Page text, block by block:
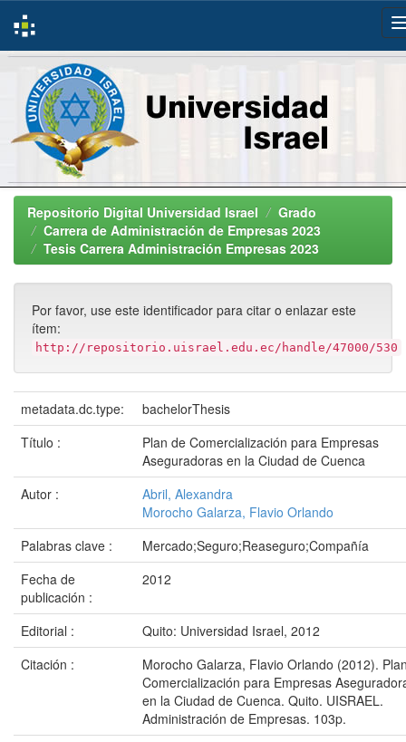
Skip
navigationRepositorio Digital Universidad Israel
Grado
Carrera de Administración de Empresas 2023
Tesis Carrera Administración Empresas 2023
Por favor, use este identificador para citar o enlazar este
ítem:
http://repositorio.uisrael.edu.ec/handle/47000/530
metadata.dc.type:
bachelorThesis
Título :
Plan de Comercialización para Empresas
Aseguradoras en la Ciudad de Cuenca
Autor :
Abril, Alexandra
Morocho Galarza, Flavio Orlando
Palabras clave :
Mercado;Seguro;Reaseguro;Compañía
Fecha de
publicación :
2012
Editorial :
Quito: Universidad Israel, 2012
Citación :
Morocho Galarza, Flavio Orlando (2012).
Comercialización para Empresas
en la Ciudad de Cuenca. Quito. UISRAEL.
Administración de Empresas. 103p.